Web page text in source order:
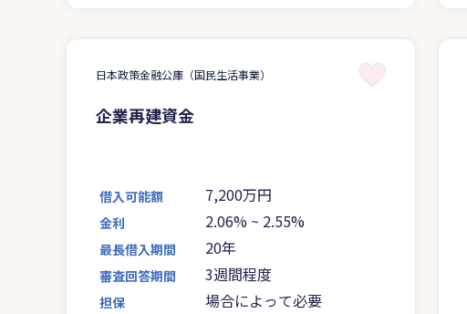
日本政策金融公庫（国民生活事業）
企業再建資金
借入可能額 7,200万円
金利 2.06% ~ 2.55%
最長借入期間 20年
審査回答期間 3週間程度
担保 場合によって必要